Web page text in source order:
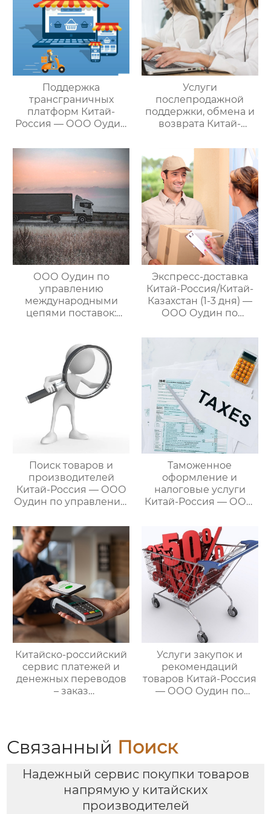
решение ваших
трансграничных задач
Поддержка
трансграничных
платформ Китай-
Россия — ООО Оудин
международными
цепями поставок
Услуги
послепродажной
поддержки, обмена и
возврата Китай-
по управлению
международными
цепями поставок
ООО Оудин по
управлению
международными
цепями поставок:
логистики Китай-
Россия/Китай-
Казахстан,
предлагающий
множество
эффективных
способов доставки
для удовлетворения
различных
клиентов
Экспресс-доставка
Китай-Россия/Китай-
Казахстан (1-3 дня) —
ООО Оудин по
международными
цепями поставок
Поиск товаров и
производителей
Китай-Россия — ООО
Оудин по управлению
цепями поставок
Таможенное
оформление и
налоговые услуги
Китай-Россия — ООО
международными
цепями поставок
Китайско-российский
сервис платежей и
денежных переводов
– заказ
Услуги закупок и
рекомендаций
товаров Китай-Россия
— ООО Оудин по
Связанный Поиск
Надежный сервис покупки товаров
напрямую у китайских
производителей